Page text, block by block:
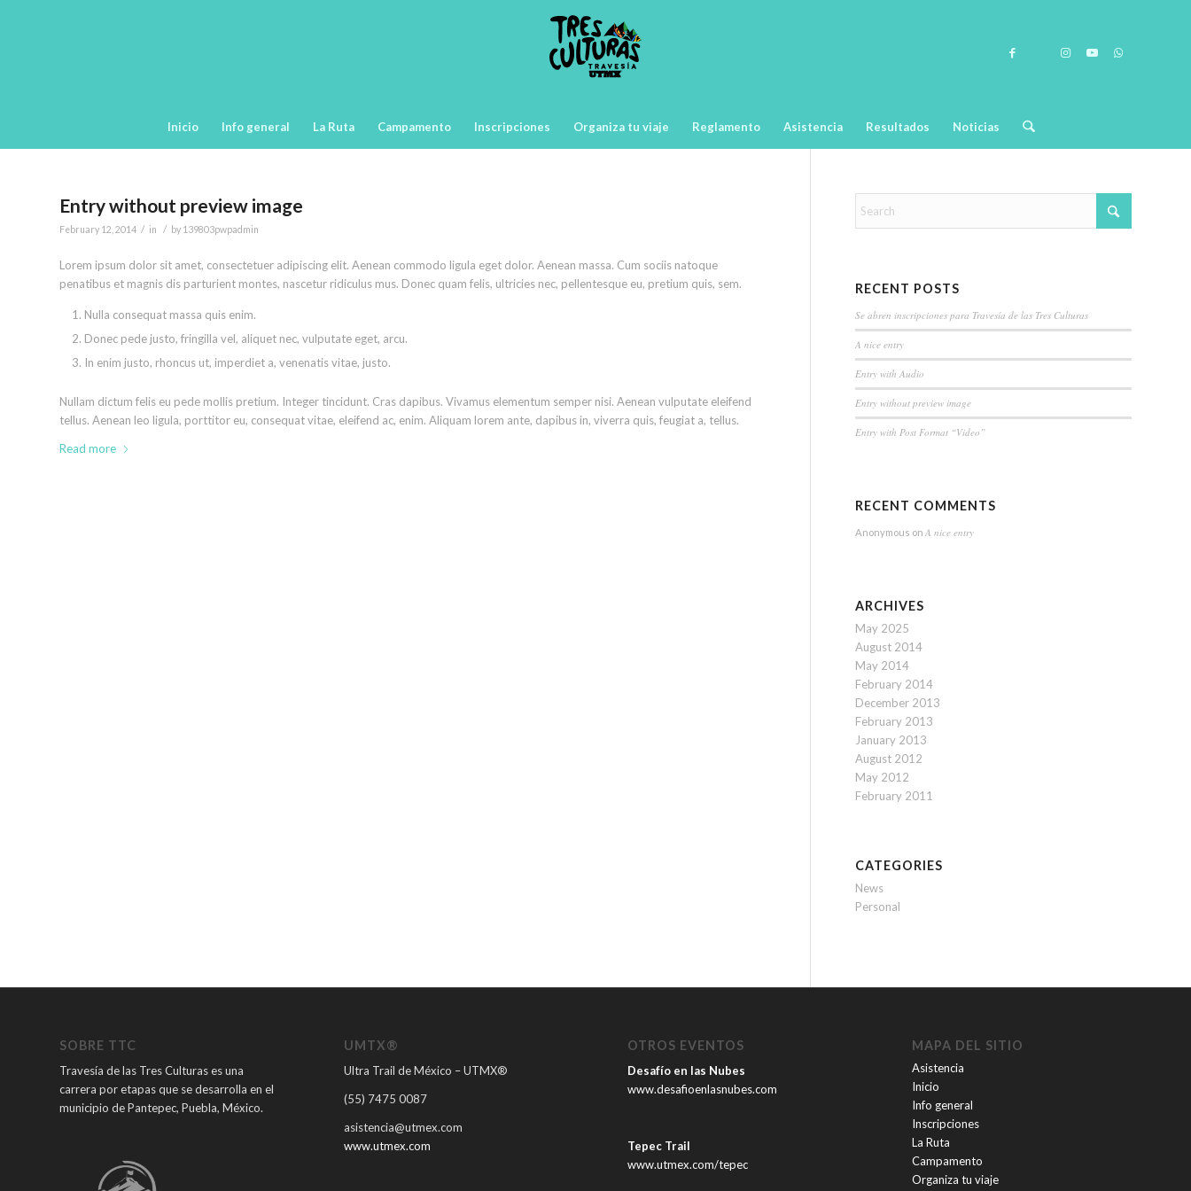
Inicio Info general La Ruta Campamento Inscripciones Organiza tu viaje Reglamento Asistencia Resultados Noticias
Entry without preview image
February 12, 2014 / in / by 139803pwpadmin
Lorem ipsum dolor sit amet, consectetuer adipiscing elit. Aenean commodo ligula eget dolor. Aenean massa. Cum sociis natoque
penatibus et magnis dis parturient montes, nascetur ridiculus mus. Donec quam felis, ultricies nec, pellentesque eu, pretium quis, sem.
Nulla consequat massa quis enim.
Donec pede justo, fringilla vel, aliquet nec, vulputate eget, arcu.
In enim justo, rhoncus ut, imperdiet a, venenatis vitae, justo.
Nullam dictum felis eu pede mollis pretium. Integer tincidunt. Cras dapibus. Vivamus elementum semper nisi. Aenean vulputate eleifend
tellus. Aenean leo ligula, porttitor eu, consequat vitae, eleifend ac, enim. Aliquam lorem ante, dapibus in, viverra quis, feugiat a, tellus.
Read more
RECENT POSTS
Se abren inscripciones para Travesía de las Tres Culturas
A nice entry
Entry with Audio
Entry without preview image
Entry with Post Format “Video”
RECENT COMMENTS
Anonymous on A nice entry
ARCHIVES
May 2025
August 2014
May 2014
February 2014
December 2013
February 2013
January 2013
August 2012
May 2012
February 2011
CATEGORIES
News
Personal
SOBRE TTC
Travesía de las Tres Culturas es una
carrera por etapas que se desarrolla en el
municipio de Pantepec, Puebla, México.
UMTX®
Ultra Trail de México – UTMX®
(55) 7475 0087
asistencia@utmex.com
www.utmex.com
OTROS EVENTOS
Desafío en las Nubes
www.desafioenlasnubes.com
Tepec Trail
www.utmex.com/tepec
MAPA DEL SITIO
Asistencia
Inicio
Info general
Inscripciones
La Ruta
Campamento
Organiza tu viaje